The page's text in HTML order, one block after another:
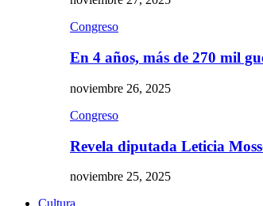
Congreso
En 4 años, más de 270 mil
noviembre 26, 2025
Congreso
Revela diputada Leticia
noviembre 25, 2025